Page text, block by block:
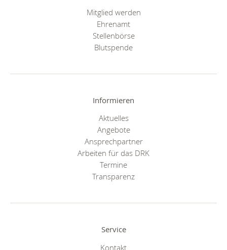
Mitglied werden
Ehrenamt
Stellenbörse
Blutspende
Informieren
Aktuelles
Angebote
Ansprechpartner
Arbeiten für das DRK
Termine
Transparenz
Service
Kontakt